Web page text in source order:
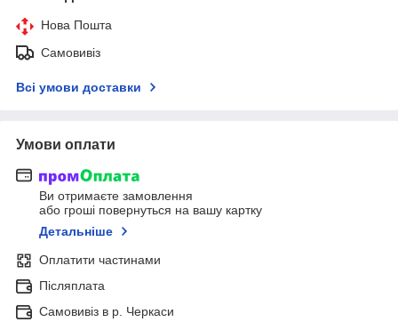
Нова Пошта
Самовивіз
Всі умови доставки
Умови оплати
Ви отримаєте замовлення
або гроші повернуться на вашу картку
Детальніше
Оплатити частинами
Післяплата
Самовивіз в р. Черкаси